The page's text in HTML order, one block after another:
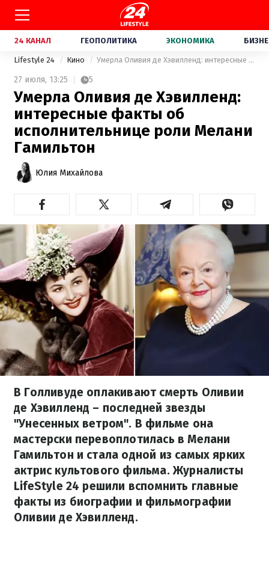
24 КАНАЛ ГЕОПОЛИТИКА ЭКОНОМИКА
Lifestyle 24 Кино Умерла Оливия де Хэвилленд: интересные факты об исполнительнице роли Мелани Гамильтон
27 июля, 13:25 5
Умерла Оливия де Хэвилленд:
интересные факты об
исполнительнице роли Мелани
Гамильтон
Юлия Михайлова
В Голливуде оплакивают смерть Оливии
де Хэвилленд – последней звезды
"Унесенных ветром". В фильме она
мастерски перевоплотилась в Мелани
Гамильтон и стала одной из самых ярких
актрис культового фильма. Журналисты
LifeStyle 24 решили вспомнить главные
факты из биографии и фильмографии
Оливии де Хэвилленд.